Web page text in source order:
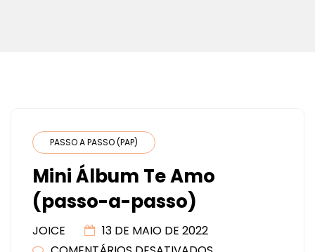
PASSO A PASSO (PAP)
Mini Álbum Te Amo
(passo-a-passo)
JOICE
13 DE MAIO DE 2022